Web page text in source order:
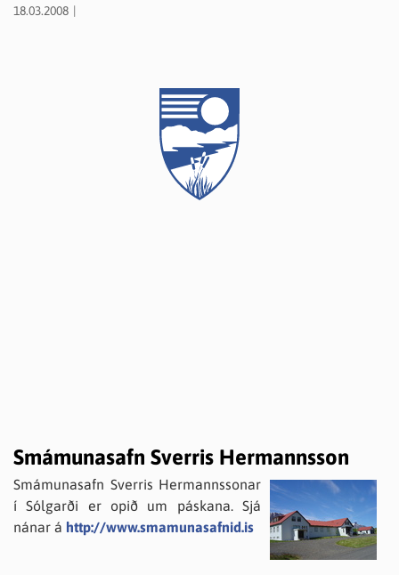
18.03.2008
Smámunasafn Sverris Hermannsson
Smámunasafn Sverris Hermannssonar
í Sólgarði er opið um páskana. Sjá
nánar á http://www.smamunasafnid.is